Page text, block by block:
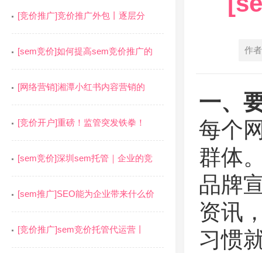
[竞价推广]竞价推广外包丨逐层分
[sem竞价]如何提高sem竞价推广的
[网络营销]湘潭小红书内容营销的
[竞价开户]重磅！监管突发铁拳！
[sem竞价]深圳sem托管｜企业的竞
[sem推广]SEO能为企业带来什么价
[竞价推广]sem竞价托管代运营丨
作者
一、
每个
群体
品牌
资讯
习惯